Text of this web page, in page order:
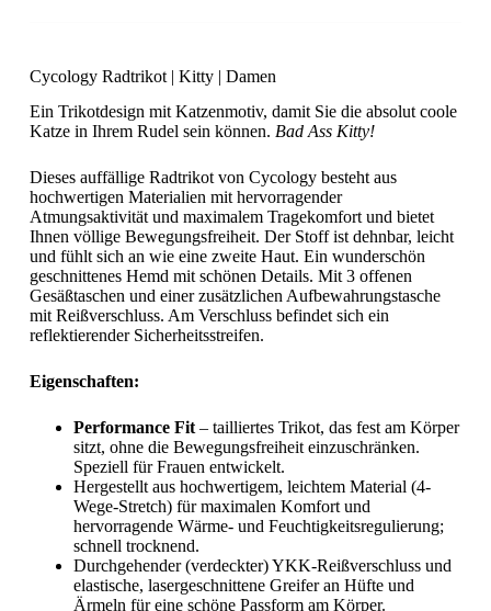
Cycology Radtrikot | Kitty | Damen
Ein Trikotdesign mit Katzenmotiv, damit Sie die absolut coole
Katze in Ihrem Rudel sein können. Bad Ass Kitty!
Dieses auffällige Radtrikot von Cycology besteht aus
hochwertigen Materialien mit hervorragender
Atmungsaktivität und maximalem Tragekomfort und bietet
Ihnen völlige Bewegungsfreiheit. Der Stoff ist dehnbar, leicht
und fühlt sich an wie eine zweite Haut. Ein wunderschön
geschnittenes Hemd mit schönen Details. Mit 3 offenen
Gesäßtaschen und einer zusätzlichen Aufbewahrungstasche
mit Reißverschluss. Am Verschluss befindet sich ein
reflektierender Sicherheitsstreifen.
Eigenschaften:
Performance Fit– tailliertes Trikot, das fest am Körper
sitzt, ohne die Bewegungsfreiheit einzuschränken.
Speziell für Frauen entwickelt.
Hergestellt aus hochwertigem, leichtem Material (4-
Wege-Stretch) für maximalen Komfort und
hervorragende Wärme- und Feuchtigkeitsregulierung;
schnell trocknend.
Durchgehender (verdeckter) YKK-Reißverschluss und
elastische, lasergeschnittene Greifer an Hüfte und
Ärmeln für eine schöne Passform am Körper.